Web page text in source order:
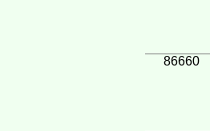
86660